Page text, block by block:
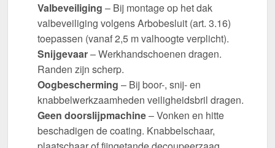
Valbeveiliging – Bij montage op het dak
valbeveiliging volgens Arbobesluit (art. 3.16)
toepassen (vanaf 2,5 m valhoogte verplicht).
Snijgevaar– Werkhandschoenen dragen.
Randen zijn scherp.
Oogbescherming – Bij boor-, snij- en
knabbelwerkzaamheden veiligheidsbril dragen.
Geen doorslijpmachine– Vonken en hitte
beschadigen de coating. Knabbelschaar,